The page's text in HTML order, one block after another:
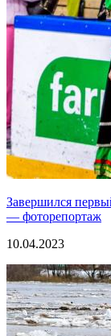
Завершился
— фоторепортаж
10.04.2023